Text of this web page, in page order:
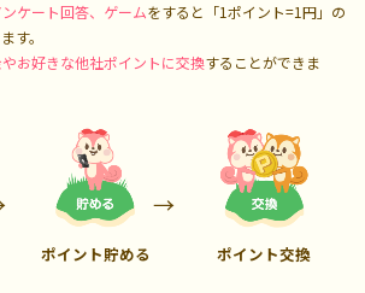
ケート回答、ゲームをすると「1ポイント=1円」の
す。
お好きな他社ポイントに交換することができま
ポイント貯める ポイント交換